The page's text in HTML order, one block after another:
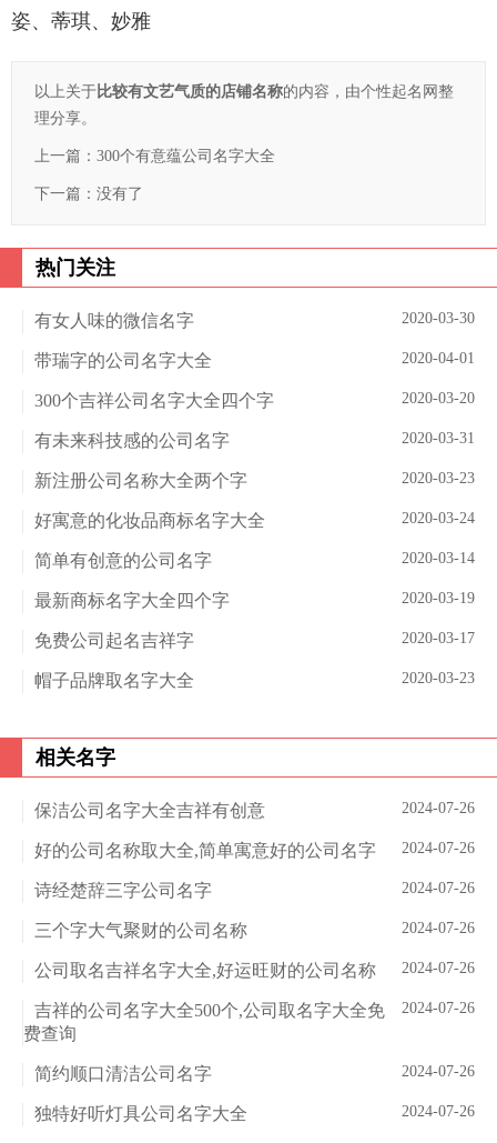
姿、蒂琪、妙雅
以上关于 比较有文艺气质的店铺名称的内容，由个性起名网整
理分享。
上一篇： 300个有意蕴公司名字大全
下一篇：没有了
热门关注
2020-03-30
有女人味的微信名字
2020-04-01
带瑞字的公司名字大全
2020-03-20
300个吉祥公司名字大全四个字
2020-03-31
有未来科技感的公司名字
2020-03-23
新注册公司名称大全两个字
2020-03-24
好寓意的化妆品商标名字大全
2020-03-14
简单有创意的公司名字
2020-03-19
最新商标名字大全四个字
2020-03-17
免费公司起名吉祥字
2020-03-23
帽子品牌取名字大全
相关名字
2024-07-26
保洁公司名字大全吉祥有创意
2024-07-26
好的公司名称取大全,简单寓意好的公司名字
2024-07-26
诗经楚辞三字公司名字
2024-07-26
三个字大气聚财的公司名称
2024-07-26
公司取名吉祥名字大全,好运旺财的公司名称
2024-07-26
吉祥的公司名字大全500个,公司取名字大全免
费查询
2024-07-26
简约顺口清洁公司名字
2024-07-26
独特好听灯具公司名字大全